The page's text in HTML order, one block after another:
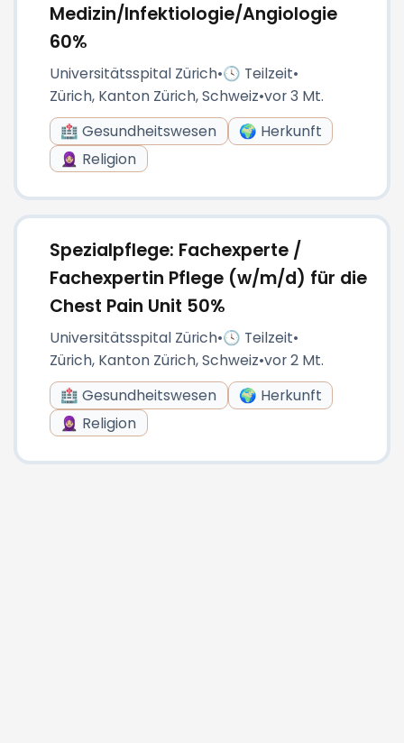
Medizin/Infektiologie/Angiologie
60%
Universitätsspital Zürich•🕓 Teilzeit•
Zürich, Kanton Zürich, Schweiz•vor 3 Mt.
🏥 Gesundheitswesen
🌍 Herkunft
🧕🏼 Religion
Spezialpflege: Fachexperte /
Fachexpertin Pflege (w/m/d) für die
Chest Pain Unit 50%
Universitätsspital Zürich•🕓 Teilzeit•
Zürich, Kanton Zürich, Schweiz•vor 2 Mt.
🏥 Gesundheitswesen
🌍 Herkunft
🧕🏼 Religion